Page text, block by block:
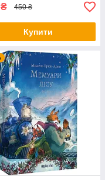
₴ 450 ₴
Купити